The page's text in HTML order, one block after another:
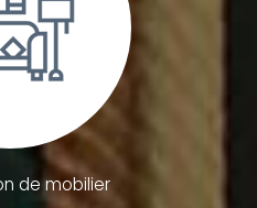
de mobilier